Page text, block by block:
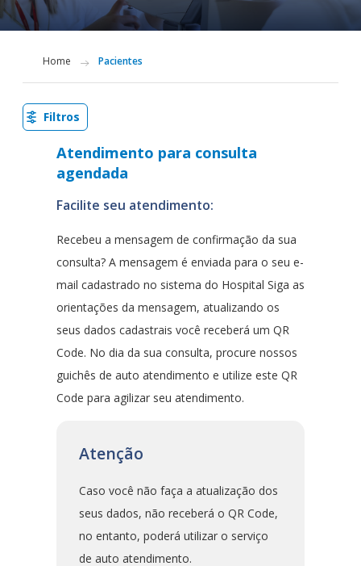
Home Pacientes
Filtros
Atendimento para consulta
agendada
Facilite seu atendimento:
Recebeu a mensagem de confirmação da sua
consulta? A mensagem é enviada para o seu e-
mail cadastrado no sistema do Hospital Siga as
orientações da mensagem, atualizando os
seus dados cadastrais você receberá um QR
Code. No dia da sua consulta, procure nossos
guichês de auto atendimento e utilize este QR
Code para agilizar seu atendimento.
Atenção
Caso você não faça a atualização dos
seus dados, não receberá o QR Code,
no entanto, poderá utilizar o serviço
de auto atendimento.